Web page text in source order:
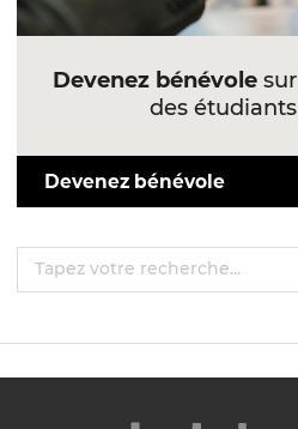
Devenez bénévolesur
des
Devenez bénévole